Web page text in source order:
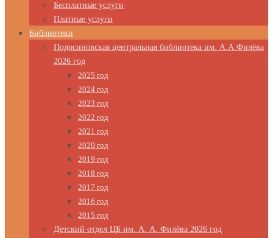
Бесплатные услуги
Платные услуги
Библиотеки
Подосиновская центральная библиотека им. А.А.Филёва
2026 год
2025 год
2024 год
2023 год
2022 год
2021 год
2020 год
2019 год
2018 год
2017 год
2016 год
2015 год
Детский отдел ЦБ им. А. А. Филёва 2026 год